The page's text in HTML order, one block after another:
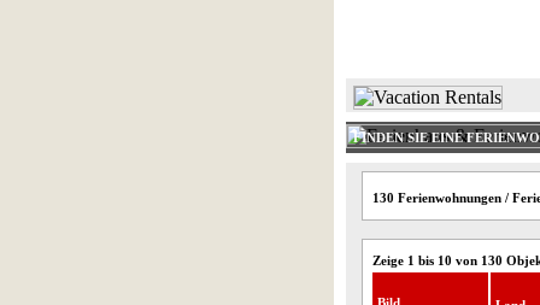
FINDEN SIE EINE
130 Ferienwohnungen /
Zeige 1 bis 10 von 130